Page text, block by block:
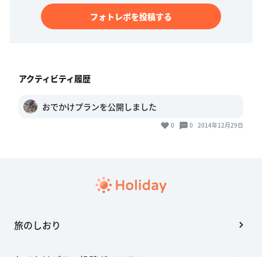
フォトレポを投稿する
アクティビティ履歴
おでかけプランを公開しました
0 0 2014年12月29日
旅のしおり